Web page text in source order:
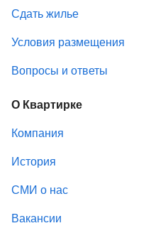
Сдать жилье
Условия размещения
Вопросы и ответы
О Квартирке
Компания
История
СМИ о нас
Вакансии